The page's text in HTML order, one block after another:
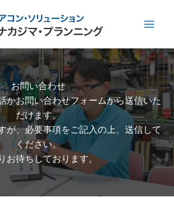
お問い合わせ
かお問い合わせフォームから送信いた
だけます。
が、必要事項をご記入の上、送信して
ください。
お待ちしております。